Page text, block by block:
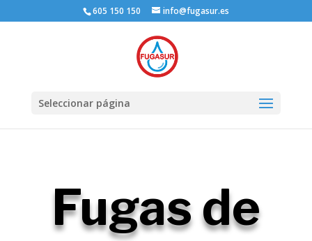
605 150 150 info@fugasur.es
Seleccionar página
Fugas de